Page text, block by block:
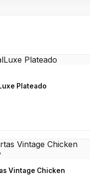
Plateado
Vintage Chicken